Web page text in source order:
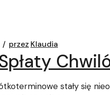
przez Klaudia
stały się